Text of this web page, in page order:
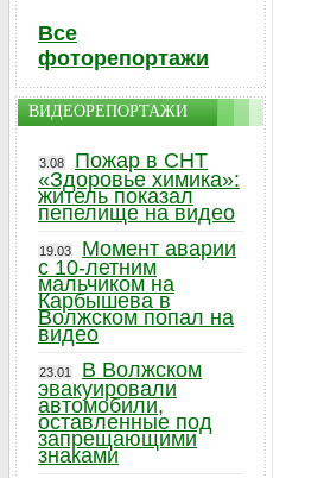
Все
фоторепортажи
ВИДЕОРЕПОРТАЖИ
3.08
Пожар в СНТ
«Здоровье химика»:
житель показал
пепелище на видео
19.03
Момент аварии
с 10-летним
мальчиком на
Карбышева в
Волжском попал на
видео
23.01
В Волжском
эвакуировали
автомобили,
оставленные под
запрещающими
знаками